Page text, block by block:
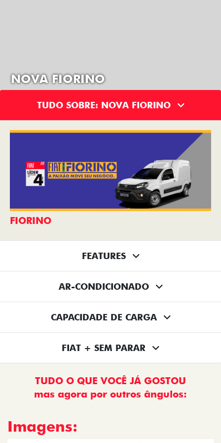
NOVA FIORINO
TUDO SOBRE: NOVA FIORINO
FIORINO
FEATURES
AR-CONDICIONADO
CAPACIDADE DE CARGA
FIAT + SEM PARAR
TUDO O QUE VOCÊ JÁ GOSTOU
mas agora por outros ângulos:
Imagens: